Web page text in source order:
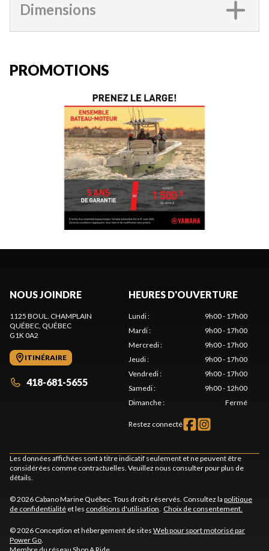
Dimensions
PROMOTIONS
NOUS JOINDRE
1125 BOUL. CHAMPLAIN
QUÉBEC, QUÉBEC
G1K 0A2
ITINÉRAIRE
418-681-5655
HEURES D'OUVERTURE
Lundi:
9h00 - 17h00
Mardi:
9h00 - 17h00
Mercredi:
9h00 - 17h00
Jeudi:
9h00 - 17h00
Vendredi:
9h00 - 17h00
Samedi:
9h00 - 12h00
Dimanche: Fermé
Restez connecté
Les données affichées sont à titre indicatif seulement et ne peuvent être
considérées comme contractuelles. Veuillez nous consulter pour plus de
détails.
© 2026 Cabano Marine Québec. Tous droits réservés. Consultez la politique
de confidentialité et les conditions d'utilisation. Choix de consentement.
© 2026 Conception et hébergement de sites Web pour sport motorisé par
Power Go.